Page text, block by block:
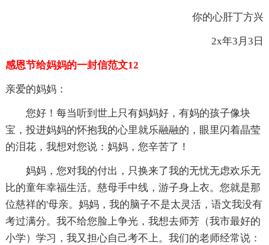
你的心肝丁方兴
2x年3月3日
感恩节给妈妈的一封信范文12
亲爱的妈妈：
您好！每当听到世上只有妈妈好，有妈的孩子像块
宝，投进妈妈的怀抱我的心里就乐融融的，眼里闪着晶莹
的泪花，我想对您说：妈妈，您辛苦了！
妈妈，您对我的付出，只换来了我的无忧无虑欢乐无
比的童年幸福生活。慈母手中线，游子身上衣。您就是那
位慈祥的'母亲。妈妈，我的脑子不是太灵活，语文我没有
考过满分。我不给您脸上争光，我想去师芳（我市最好的
小学）学习，我又担心自己考不上。我们的老师经常说：